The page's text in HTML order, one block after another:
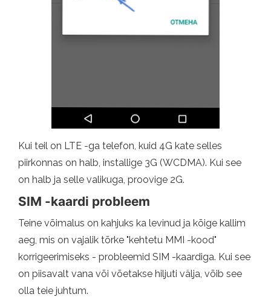
Kui teil on LTE -ga telefon, kuid 4G kate selles
piirkonnas on halb, installige 3G (WCDMA). Kui see
on halb ja selle valikuga, proovige 2G.
SIM -kaardi probleem
Teine võimalus on kahjuks ka levinud ja kõige kallim
aeg, mis on vajalik tõrke "kehtetu MMI -kood"
korrigeerimiseks - probleemid SIM -kaardiga. Kui see
on piisavalt vana või võetakse hiljuti välja, võib see
olla teie juhtum.